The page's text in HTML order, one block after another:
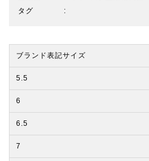
タグ
ブランド表記サイズ
5.5
6
6.5
7